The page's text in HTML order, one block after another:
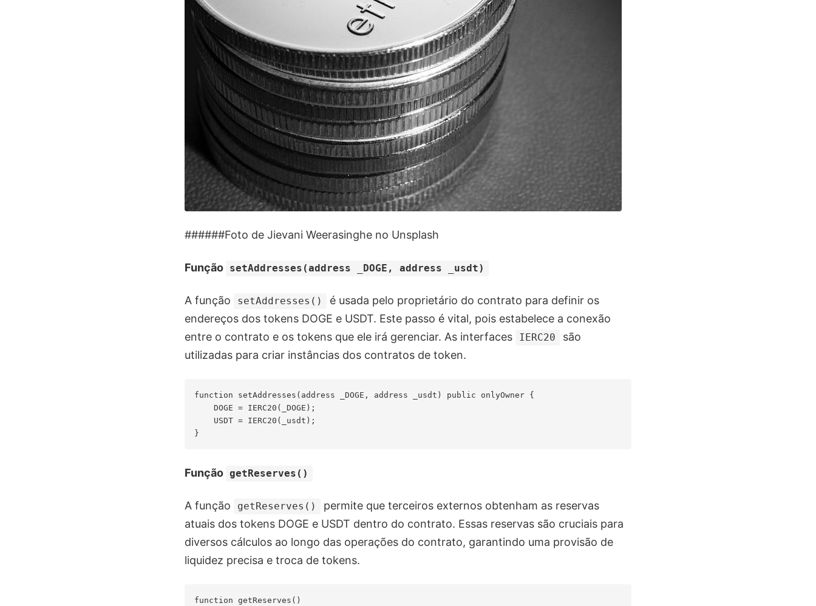
######Foto de Jievani Weerasinghe no Unsplash
Função setAddresses(address _DOGE, address _usdt)
A função setAddresses()
é usada pelo proprietário do contrato para definir os
endereços dos tokens DOGE e USDT. Este passo é vital, pois estabelece a conexão
entre o contrato e os tokens que ele irá gerenciar. As interfaces
IERC20
são
utilizadas para criar instâncias dos contratos de token.
function setAddresses(address _DOGE, address _usdt) public onlyOwner {
    DOGE = IERC20(_DOGE);
    USDT = IERC20(_usdt);
Função getReserves()
A função getReserves()
permite que terceiros externos obtenham as reservas
atuais dos tokens DOGE e USDT dentro do contrato. Essas reservas são cruciais para
diversos cálculos ao longo das operações do contrato, garantindo uma provisão de
liquidez precisa e troca de tokens.
function getReserves()